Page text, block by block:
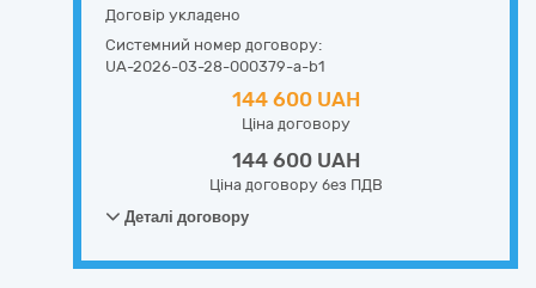
Договір укладено
Системний номер договору:
UA-2026-03-28-000379-a-b1
144 600 UAH
Ціна договору
144 600 UAH
Ціна договору без ПДВ
Деталі договору